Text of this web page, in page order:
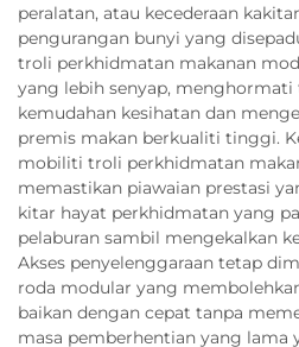
peralatan, atau kecederaan
pengurangan bunyi yang
troli perkhidmatan makanan
yang lebih senyap,
kemudahan kesihatan dan
premis makan berkualiti tinggi.
mobiliti troli perkhidmatan
memastikan piawaian prestasi
kitar hayat perkhidmatan yang
pelaburan sambil mengekalkan
Akses penyelenggaraan tetap
roda modular yang
baikan dengan cepat tanpa
masa pemberhentian yang lama